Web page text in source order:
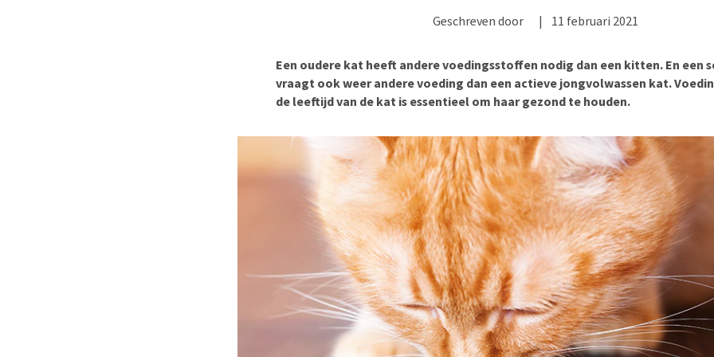
Vegan hondenvoer
Snacks
Voer- en drinkbakken
Puppy benodigdheden
Bekijk alles
Puppy apotheek
Bekijk alles
Bekijk alles
Ouderdom en dementie
Bekijk alles
Geschreven door | 11 februari 2021
Een oudere kat heeft andere voedingsstoffen nodig dan een kitten. En een
vraagt ook weer andere voeding dan een actieve jongvolwassen kat.
de leeftijd van de kat is essentieel om haar gezond te houden.